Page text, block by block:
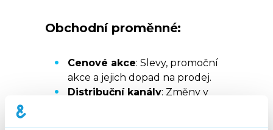
Obchodní proměnné:
Cenové akce: Slevy, promoční
akce a jejich dopad na prodej.
Distribuční kanály: Změny v